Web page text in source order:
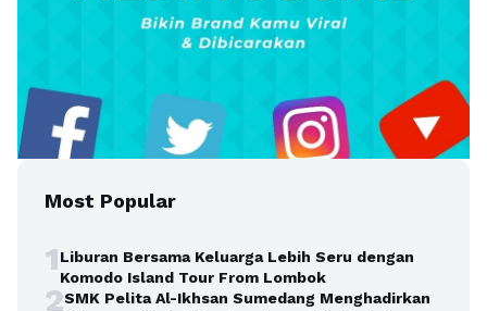
Most Popular
1Liburan Bersama Keluarga Lebih Seru dengan
Komodo Island Tour From Lombok
2SMK Pelita Al-Ikhsan Sumedang Menghadirkan